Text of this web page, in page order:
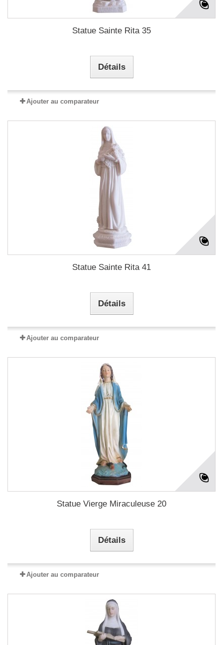
Statue Sainte Rita 35
Détails
Ajouter au comparateur
Statue Sainte Rita 41
Détails
Ajouter au comparateur
Statue Vierge Miraculeuse 20
Détails
Ajouter au comparateur